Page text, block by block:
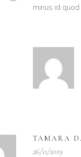
minus id
TAMARA
26/11/2019